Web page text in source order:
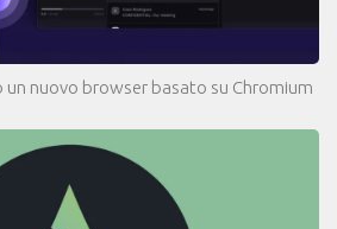
nuovo browser basato su Chromium